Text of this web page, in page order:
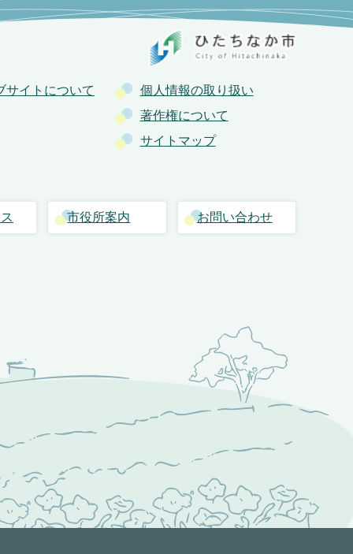
サイトについて
個人情報の取り扱い
著作権について
サイトマップ
市役所案内 お問い合わせ